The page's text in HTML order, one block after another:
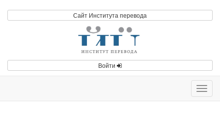
Сайт Института перевода
Войти